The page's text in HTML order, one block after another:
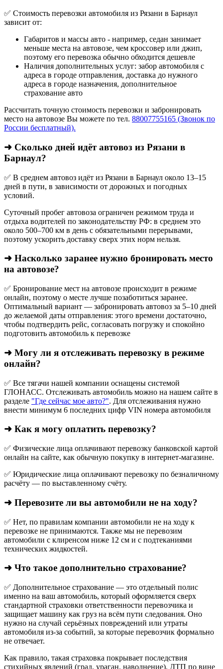
✅ Стоимость перевозки автомобиля из Рязани в Барнаул
зависит от:
Габаритов и массы авто - например, седан занимает
меньше места на автовозе, чем кроссовер или джип,
поэтому его перевозка обычно обходится дешевле
Наличия дополнительных услуг: забор автомобиля с
адреса в городе отправления, доставка до нужного
адреса в городе назначения, дополнительное
страхование авто
Рассчитать точную стоимость перевозки и забронировать
место на автовозе Вы можете по тел. 88007755165 (Звонок по
России бесплатный).
➜ Сколько дней идёт автовоз из Рязани в
Барнаул?
✅ В среднем автовоз идёт из Рязани в Барнаул около 13–15
дней в пути, в зависимости от дорожных и погодных
условий.
Суточный пробег автовоза ограничен режимом труда и
отдыха водителей по законодательству РФ: в среднем это
около 500–700 км в день с обязательными перерывами,
поэтому ускорить доставку сверх этих норм нельзя.
➜ Насколько заранее нужно бронировать место
на автовозе?
✅ Бронирование мест на автовозе происходит в режиме
онлайн, поэтому о месте лучше позаботиться заранее.
Оптимальный вариант — забронировать автовоз за 5–10 дней
до желаемой даты отправления: этого времени достаточно,
чтобы подтвердить рейс, согласовать погрузку и спокойно
подготовить автомобиль к перевозке
➜ Могу ли я отслеживать перевозку в режиме
онлайн?
✅ Все тягачи нашей компании оснащены системой
ГЛОНАСС. Отслеживать автомобиль можно на нашем сайте в
разделе "Где сейчас мое авто?". Для отслеживания нужно
внести минимум 6 последних цифр VIN номера автомобиля
➜ Как я могу оплатить перевозку?
✅ Физические лица оплачивают перевозку банковской картой
онлайн на сайте, как обычную покупку в интернет‑магазине.
✅ Юридические лица оплачивают перевозку по безналичному
расчёту — по выставленному счёту.
➜ Перевозите ли вы автомобили не на ходу?
✅ Нет, по правилам компании автомобили не на ходу к
перевозке не принимаются. Также мы не перевозим
автомобили с клиренсом ниже 12 см и с подтеканиями
технических жидкостей.
➜ Что такое дополнительно страхование?
✅ Дополнительное страхование — это отдельный полис
именно на ваш автомобиль, который оформляется сверх
стандартной страховки ответственности перевозчика и
защищает машину как груз на всём пути следования. Оно
нужно на случай серьёзных повреждений или утраты
автомобиля из‑за событий, за которые перевозчик формально
не отвечает.​
Как правило, такая страховка покрывает последствия
стихийных явлений (град, ураган, наводнение), ДТП по вине